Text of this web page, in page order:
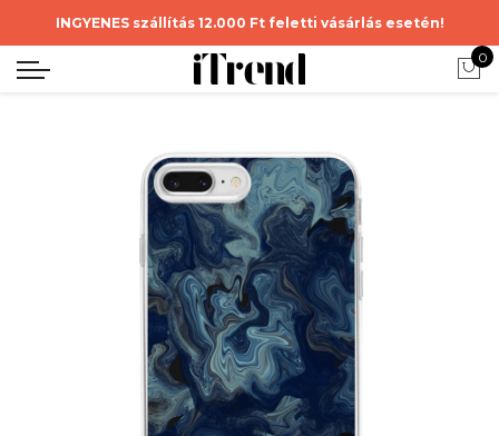
INGYENES szállítás 12.000 Ft feletti vásárlás esetén!
0